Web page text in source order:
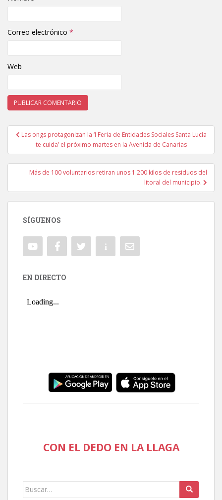
Correo electrónico *
Web
Navegación de entradas
Las ongs protagonizan la ‘I Feria de Entidades Sociales Santa Lucía
te cuida’ el próximo martes en la Avenida de Canarias
Más de 100 voluntarios retiran unos 1.200 kilos de residuos del
litoral del municipio.
SÍGUENOS
EN DIRECTO
CON EL DEDO EN LA LLAGA
Buscar: